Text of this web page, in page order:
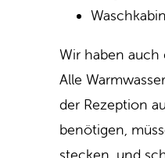
Wir haben auch
Alle
der Rezeption
benötigen,
stecken, und